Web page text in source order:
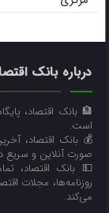
درباره بانک
🏦 بانک اقتصاد،
است.
💰 بانک اقتصاد،
صورت آنلاین و سریع
💵 بانک اقتصاد،
روزنامه‌ها، مجلات
می‌کند.